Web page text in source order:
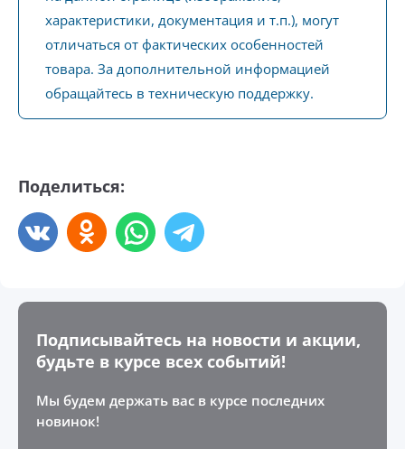
характеристики, документация и т.п.), могут
отличаться от фактических особенностей
товара. За дополнительной информацией
обращайтесь в техническую поддержку.
Поделиться:
Подписывайтесь на новости и акции,
будьте в курсе всех событий!
Мы будем держать вас в курсе последних
новинок!